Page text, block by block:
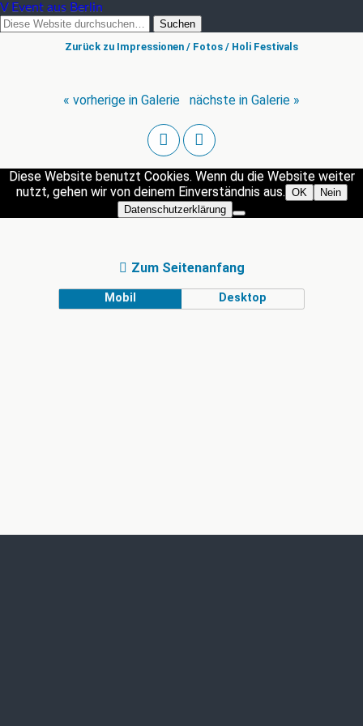
V Event aus Berlin
Zurück zu Impressionen / Fotos / Holi Festivals
« vorherige in Galerie nächste in Galerie »
Diese Website benutzt Cookies. Wenn du die Website weiter
nutzt, gehen wir von deinem Einverständnis aus. OK
Nein
Datenschutzerklärung
Zum Seitenanfang
Mobil Desktop